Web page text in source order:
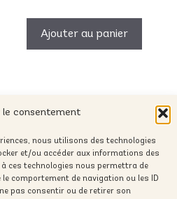
le consentement
nous utilisons des technologies
et/ou accéder aux informations des
ces technologies nous permettra de
comportement de navigation ou les ID
pas consentir ou de retirer son
Ajouter au panier